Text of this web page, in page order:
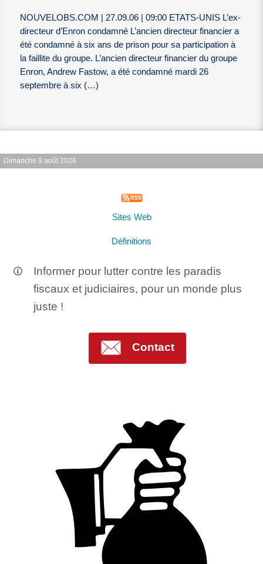
NOUVELOBS.COM | 27.09.06 | 09:00 ETATS-UNIS L’ex-
directeur d’Enron condamné L’ancien directeur financier a
été condamné à six ans de prison pour sa participation à
la faillite du groupe. L’ancien directeur financier du groupe
Enron, Andrew Fastow, a été condamné mardi 26
septembre à six (…)
Dimanche 9 août 2026
Sites Web
Définitions
Informer pour lutter contre les paradis
fiscaux et judiciaires, pour un monde plus
juste !
Contact